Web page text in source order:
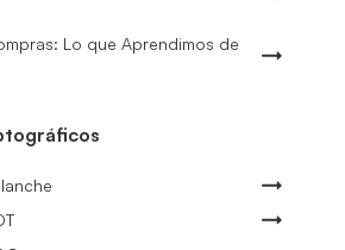
Lo que Aprendimos de